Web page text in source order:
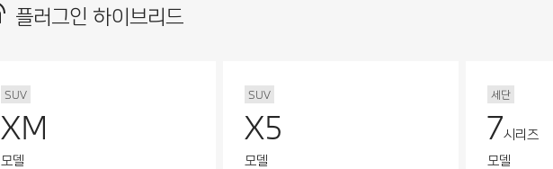
플러그인 하이브리드
SUV
XM
모델
SUV
X5
모델
세단
7시리즈
모델